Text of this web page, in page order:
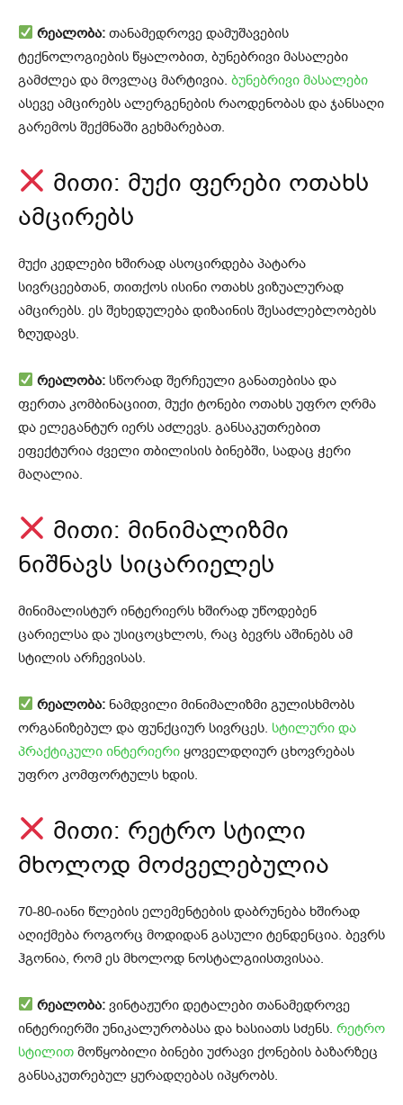
რეალობა: თანამედროვე დამუშავების
ტექნოლოგიების წყალობით, ბუნებრივი მასალები
გამძლეა და მოვლაც მარტივია. ბუნებრივი მასალები
ასევე ამცირებს ალერგენების რაოდენობას და ჯანსაღი
გარემოს შექმნაში გეხმარებათ.
მითი: მუქი ფერები ოთახს
ამცირებს
მუქი კედლები ხშირად ასოცირდება პატარა
სივრცეებთან, თითქოს ისინი ოთახს ვიზუალურად
ამცირებს. ეს შეხედულება დიზაინის შესაძლებლობებს
ზღუდავს.
რეალობა: სწორად შერჩეული განათებისა და
ფერთა კომბინაციით, მუქი ტონები ოთახს უფრო ღრმა
და ელეგანტურ იერს აძლევს. განსაკუთრებით
ეფექტურია ძველი თბილისის ბინებში, სადაც ჭერი
მაღალია.
მითი: მინიმალიზმი
ნიშნავს სიცარიელეს
მინიმალისტურ ინტერიერს ხშირად უწოდებენ
ცარიელსა და უსიცოცხლოს, რაც ბევრს აშინებს ამ
სტილის არჩევისას.
რეალობა: ნამდვილი მინიმალიზმი გულისხმობს
ორგანიზებულ და ფუნქციურ სივრცეს. სტილური და
პრაქტიკული ინტერიერი ყოველდღიურ ცხოვრებას
უფრო კომფორტულს ხდის.
მითი: რეტრო სტილი
მხოლოდ მოძველებულია
70-80-იანი წლების ელემენტების დაბრუნება ხშირად
აღიქმება როგორც მოდიდან გასული ტენდენცია. ბევრს
ჰგონია, რომ ეს მხოლოდ ნოსტალგიისთვისაა.
რეალობა: ვინტაჟური დეტალები თანამედროვე
ინტერიერში უნიკალურობასა და ხასიათს სძენს. რეტრო
სტილით მოწყობილი ბინები უძრავი ქონების ბაზარზეც
განსაკუთრებულ ყურადღებას იპყრობს.